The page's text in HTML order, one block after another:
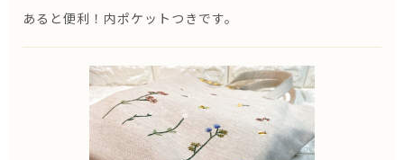
あると便利！内ポケットつきです。